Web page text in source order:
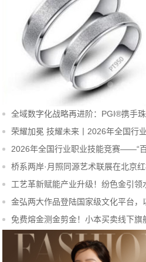
全域数字化战略
再进阶：PGI®携
手珠宝兄弟完成
高端铂金首饰直
播实证，推动珠
宝零售迈向全域
全域数字化战略再进阶：PGI®携手珠
荣耀加冕 技耀未来丨2026年全国行业
2026年全国行业职业技能竞赛——“百
桥系两岸·月照同源艺术联展在北京红
工艺革新赋能产业升级！纷色金引领
金弘两大作品登陆国家级文化平台，
免费熔金测金剪金！小本买卖线下旗